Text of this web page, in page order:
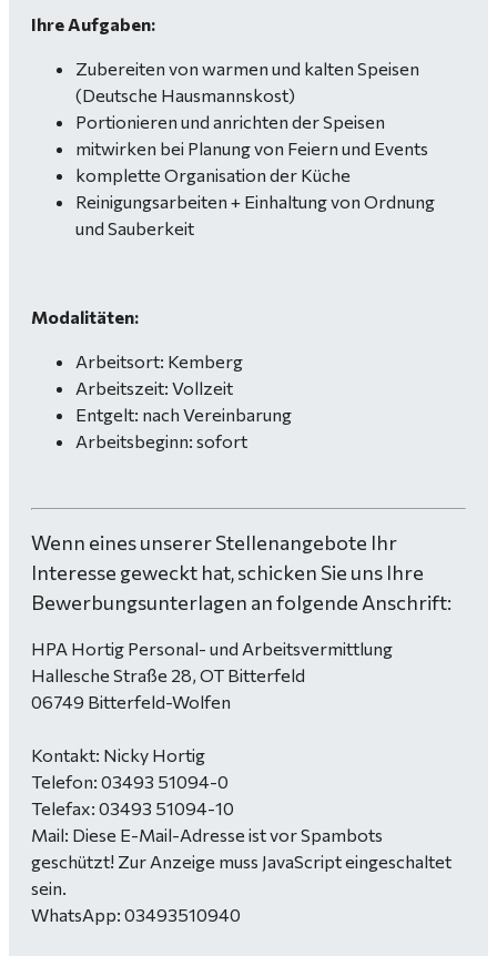
Ihre Aufgaben:
Zubereiten von warmen und kalten Speisen
(Deutsche Hausmannskost)
Portionieren und anrichten der Speisen
mitwirken bei Planung von Feiern und Events
komplette Organisation der Küche
Reinigungsarbeiten + Einhaltung von Ordnung
und Sauberkeit
Modalitäten:
Arbeitsort: Kemberg
Arbeitszeit: Vollzeit
Entgelt: nach Vereinbarung
Arbeitsbeginn: sofort
Wenn eines unserer Stellenangebote Ihr
Interesse geweckt hat, schicken Sie uns Ihre
Bewerbungsunterlagen an folgende Anschrift:
HPA Hortig Personal- und Arbeitsvermittlung
Hallesche Straße 28, OT Bitterfeld
06749 Bitterfeld-Wolfen
Kontakt: Nicky Hortig
Telefon: 03493 51094-0
Telefax: 03493 51094-10
Mail: Diese E-Mail-Adresse ist vor Spambots
geschützt! Zur Anzeige muss JavaScript eingeschaltet
sein.
WhatsApp: 03493510940